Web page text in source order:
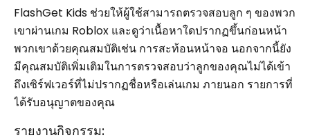
FlashGet Kids ช่วยให้ผู้ใช้สามารถตรวจสอบลูก ๆ ของพวก
เขาผ่านเกม Roblox และดูว่าเนื้อหาใดปรากฏขึ้นก่อนหน้า
พวกเขาด้วยคุณสมบัติเช่น การสะท้อนหน้าจอ นอกจากนี้ยัง
มีคุณสมบัติเพิ่มเติมในการตรวจสอบว่าลูกของคุณไม่ได้เข้า
ถึงเซิร์ฟเวอร์ที่ไม่ปรากฏชื่อหรือเล่นเกม ภายนอก รายการที่
ได้รับอนุญาตของคุณ
รายงานกิจกรรม: